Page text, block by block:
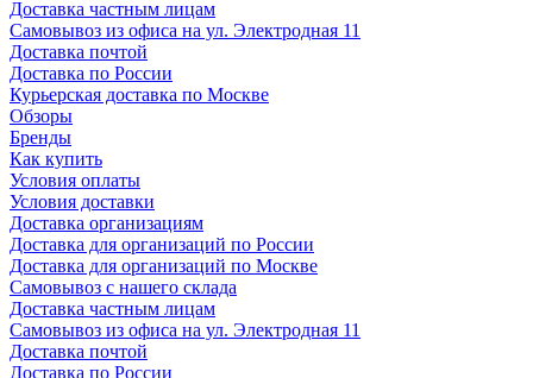
Доставка частным лицам
Самовывоз из офиса на ул. Электродная 11
Доставка почтой
Доставка по России
Курьерская доставка по Москве
Обзоры
Бренды
Как купить
Условия оплаты
Условия доставки
Доставка организациям
Доставка для организаций по России
Доставка для организаций по Москве
Самовывоз с нашего склада
Доставка частным лицам
Самовывоз из офиса на ул. Электродная 11
Доставка почтой
Доставка по России